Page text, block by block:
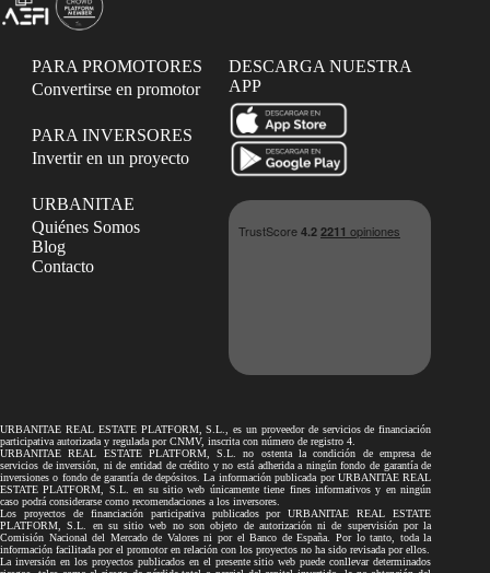
PARA PROMOTORES
Convertirse en promotor
PARA INVERSORES
Invertir en un proyecto
URBANITAE
Quiénes Somos
Blog
Contacto
DESCARGA NUESTRA
APP
URBANITAE REAL ESTATE PLATFORM, S.L., es un proveedor de servicios de financiación
participativa autorizada y regulada por CNMV, inscrita con número de registro 4.
URBANITAE REAL ESTATE PLATFORM, S.L. no ostenta la condición de empresa de
servicios de inversión, ni de entidad de crédito y no está adherida a ningún fondo de garantía de
inversiones o fondo de garantía de depósitos. La información publicada por URBANITAE REAL
ESTATE PLATFORM, S.L. en su sitio web únicamente tiene fines informativos y en ningún
caso podrá considerarse como recomendaciones a los inversores.
Los proyectos de financiación participativa publicados por URBANITAE REAL ESTATE
PLATFORM, S.L. en su sitio web no son objeto de autorización ni de supervisión por la
Comisión Nacional del Mercado de Valores ni por el Banco de España. Por lo tanto, toda la
información facilitada por el promotor en relación con los proyectos no ha sido revisada por ellos.
La inversión en los proyectos publicados en el presente sitio web puede conllevar determinados